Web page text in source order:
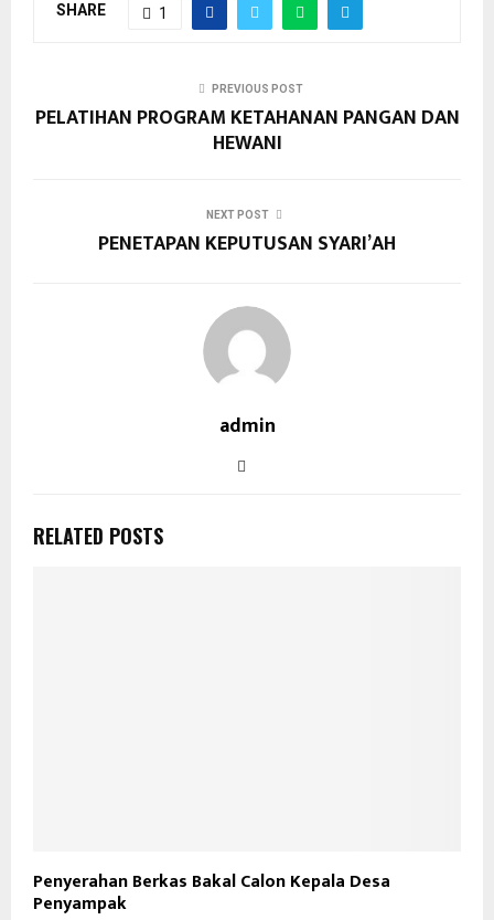
SHARE 1
PREVIOUS POST
PELATIHAN PROGRAM KETAHANAN PANGAN DAN
HEWANI
NEXT POST
PENETAPAN KEPUTUSAN SYARI’AH
admin
RELATED POSTS
Penyerahan Berkas Bakal Calon Kepala Desa
Penyampak